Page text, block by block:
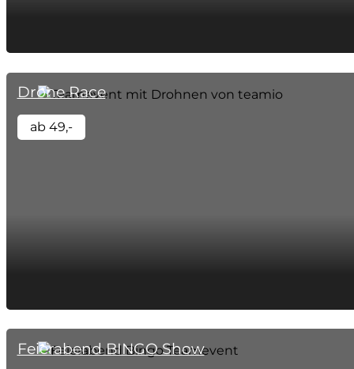
Drone Race
ab 49,-
Feierabend BINGO Show